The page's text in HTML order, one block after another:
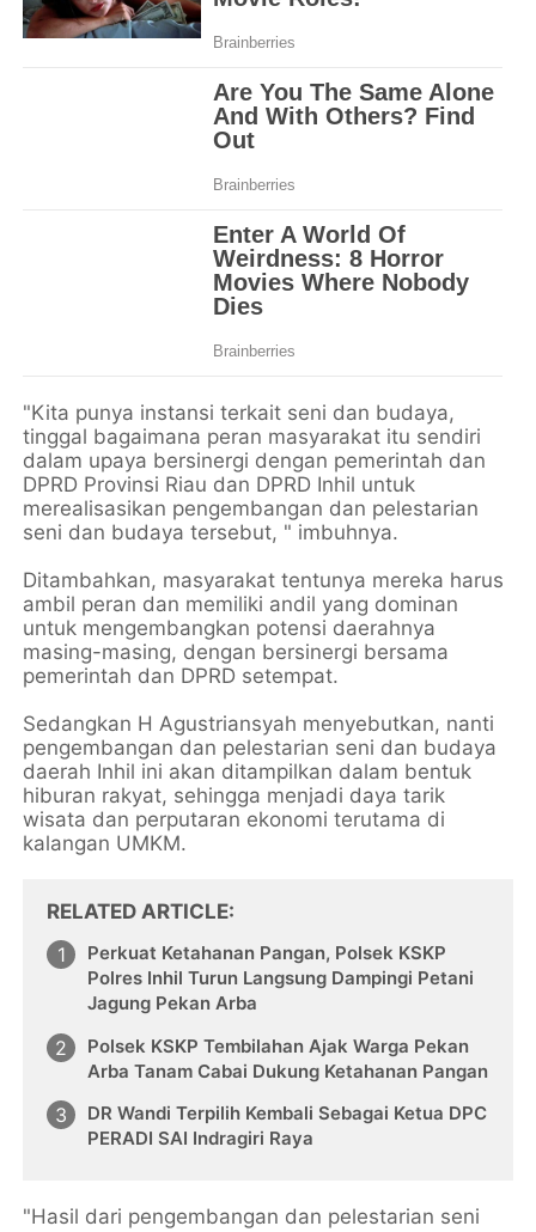
"Kita punya instansi terkait seni dan budaya,
tinggal bagaimana peran masyarakat itu sendiri
dalam upaya bersinergi dengan pemerintah dan
DPRD Provinsi Riau dan DPRD Inhil untuk
merealisasikan pengembangan dan pelestarian
seni dan budaya tersebut, " imbuhnya.
Ditambahkan, masyarakat tentunya mereka harus
ambil peran dan memiliki andil yang dominan
untuk mengembangkan potensi daerahnya
masing-masing, dengan bersinergi bersama
pemerintah dan DPRD setempat.
Sedangkan H Agustriansyah menyebutkan, nanti
pengembangan dan pelestarian seni dan budaya
daerah Inhil ini akan ditampilkan dalam bentuk
hiburan rakyat, sehingga menjadi daya tarik
wisata dan perputaran ekonomi terutama di
kalangan UMKM.
RELATED ARTICLE
Perkuat Ketahanan Pangan, Polsek KSKP
Polres Inhil Turun Langsung Dampingi Petani
Jagung Pekan Arba
Polsek KSKP Tembilahan Ajak Warga Pekan
Arba Tanam Cabai Dukung Ketahanan Pangan
DR Wandi Terpilih Kembali Sebagai Ketua DPC
PERADI SAI Indragiri Raya
"Hasil dari pengembangan dan pelestarian seni